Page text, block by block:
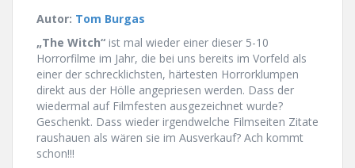
Autor: Tom Burgas
„The Witch“ ist mal wieder einer dieser 5-10
Horrorfilme im Jahr, die bei uns bereits im Vorfeld als
einer der schrecklichsten, härtesten Horrorklumpen
direkt aus der Hölle angepriesen werden. Dass der
wiedermal auf Filmfesten ausgezeichnet wurde?
Geschenkt. Dass wieder irgendwelche Filmseiten Zitate
raushauen als wären sie im Ausverkauf? Ach kommt
schon!!!